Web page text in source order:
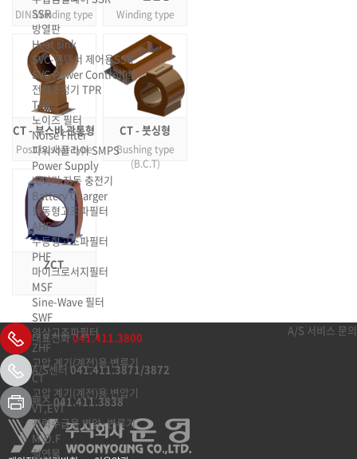
SSR
방열판
Heat sink
SVC-콘덴서 제어용SSR
SVC Power Controller
전력조정기 TPR
TPR
노이즈 필터
Noise Filter
파워서플라이 SMPS
Power Supply
배터리 자동 충전기
Battery Charger
능동형고조파필터
AHF
수동형고조파필터
PHF
마이크로서지필터
MSF
Sine-Wave 필터
SWF
영상고조파필터
ZHF
고압 계기(계전)용 변류기
CT
고압 계기(계전)용 변압기
VT,EVT
전력수급용 변압·변류기
M.O.F
절연물
DIN-Winding type Winding type
CT - 부스바 관통형
Post busbar type
CT - 붓싱형
Bushing type
(B.C.T)
ZCT
대표전화041.411.3800
A/S센터 041.411.3871/3872
팩스 041.411.3838
A/S 서비스 문의